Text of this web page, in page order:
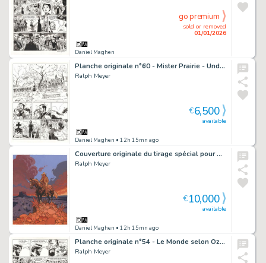
Daniel Maghen
sold or removed
01/01/2026
go premium
Planche originale n°60 - Mister Prairie - Undertaker
Ralph Meyer
Daniel Maghen • 12h 15mn ago
available
€6,500
Couverture originale du tirage spécial pour Bulle au Mans - Go West Young Man
Ralph Meyer
Daniel Maghen • 12h 15mn ago
available
€10,000
Planche originale n°54 - Le Monde selon Oz - Undertaker
Ralph Meyer